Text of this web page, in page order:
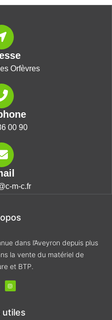
Orfèvres
00 90
m-c.fr
dans l’Aveyron depuis plus
la vente du matériel de
et BTP.
I
n
s
r
a
utiles